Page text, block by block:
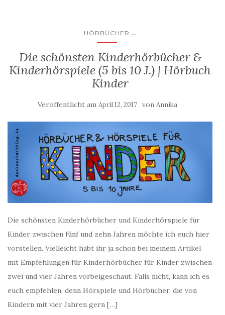
HÖRBÜCHER ...
Die schönsten Kinderhörbücher &
Kinderhörspiele (5 bis 10 J.) | Hörbuch
Kinder
Veröffentlicht am April 12, 2017 von Annika
Die schönsten Kinderhörbücher und Kinderhörspiele für
Kinder zwischen fünf und zehn Jahren möchte ich euch hier
vorstellen. Vielleicht habt ihr ja schon bei meinem Artikel
mit Empfehlungen für Kinderhörbücher für Kinder zwischen
zwei und vier Jahren vorbeigeschaut. Falls nicht, kann ich es
euch empfehlen, denn Hörspiele und Hörbücher, die von
Kindern mit vier Jahren gern […]